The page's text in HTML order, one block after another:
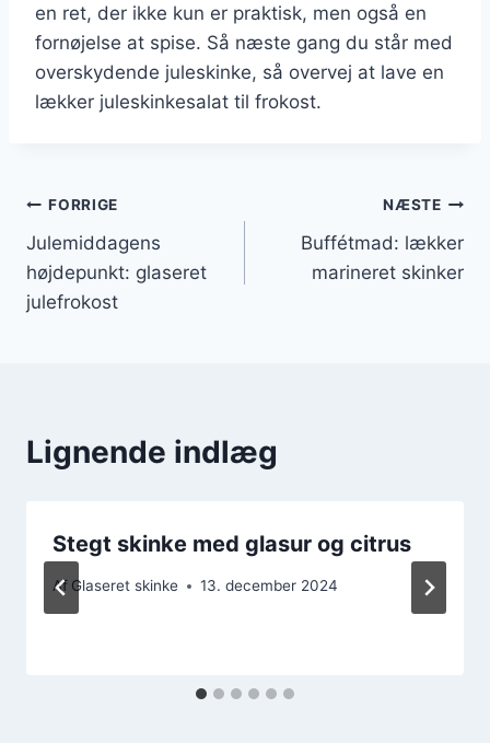
en ret, der ikke kun er praktisk, men også en
fornøjelse at spise. Så næste gang du står med
overskydende juleskinke, så overvej at lave en
lækker juleskinkesalat til frokost.
Indlægsnavigation
FORRIGE
Julemiddagens
højdepunkt: glaseret
julefrokost
NÆSTE
Buffétmad: lækker
marineret skinker
Lignende indlæg
Stegt skinke med glasur og citrus
Af Glaseret skinke 13. december 2024